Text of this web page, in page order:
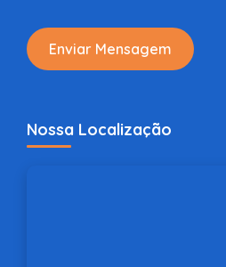
Enviar Mensagem
Nossa Localização